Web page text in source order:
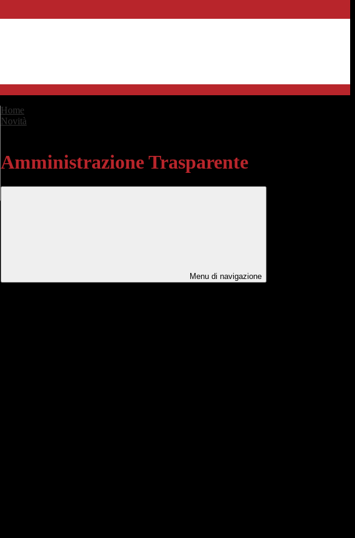
Home
Novità
Amministrazione Trasparente
Menu di navigazione